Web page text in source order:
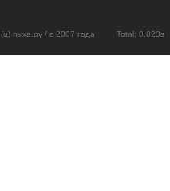
(ц) пыха.ру / с 2007 года Total: